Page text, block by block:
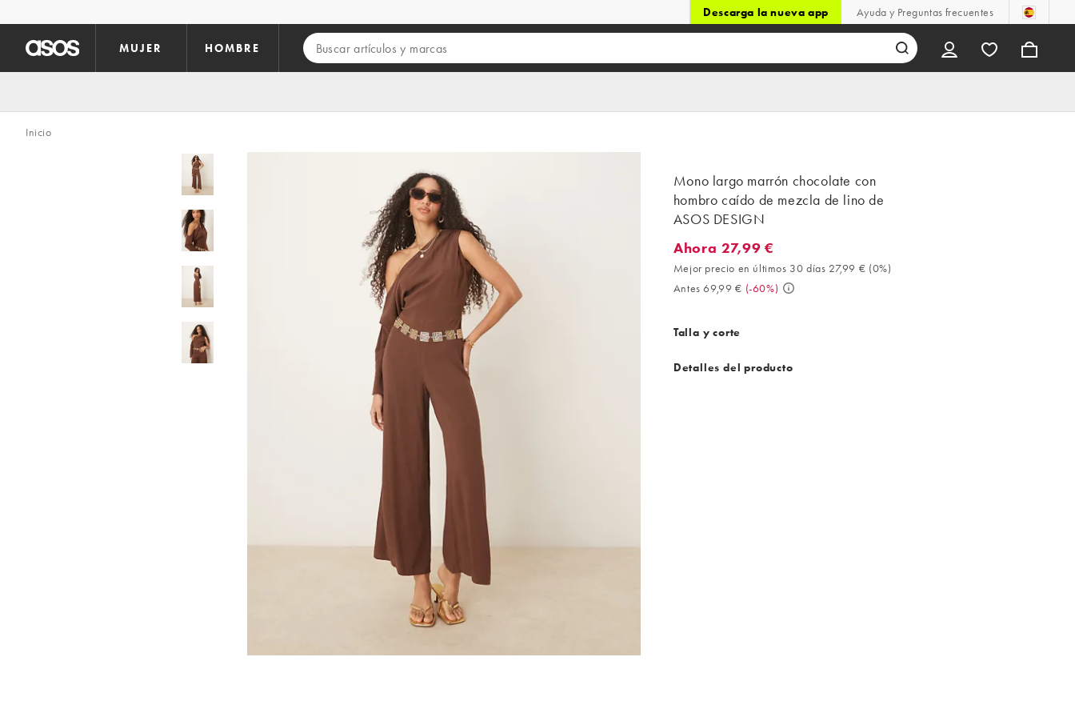
Descarga la nueva app Ayuda y Preguntas frecuentes
MUJER HOMBRE
Inicio
Mono largo marrón chocolate con
hombro caído de mezcla de lino de
ASOS DESIGN
Ahora 27,99 €. Mejor precio en últimos 30 días 27,99 € (0%). Antes
Ahora 27,99 €
Mejor precio en últimos 30 días 27,99 € (0%)
Antes 69,99 € (-60%)
Talla y corte
Detalles del producto